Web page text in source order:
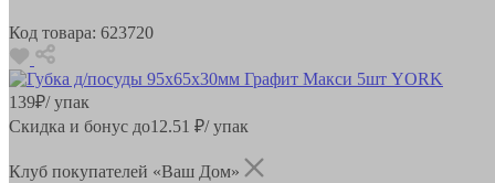
Код товара: 623720
139₽/ упак
Скидка и бонус до12.51 ₽/ упак
Клуб покупателей «Ваш Дом»